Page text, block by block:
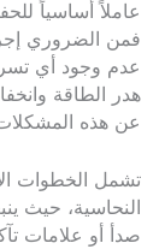
عاملاً أساسياً
فمن الضروري
عدم وجود أي
هدر الطاقة
عن هذه
تشمل الخطوات
النحاسية، حيث
صدأ أو علامات